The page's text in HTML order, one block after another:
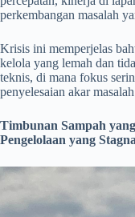
perkembangan masalah
Krisis ini memperjelas
kelola yang lemah dan
teknis, di mana fokus
penyelesaian akar
Timbunan Sampah
Pengelolaan yang